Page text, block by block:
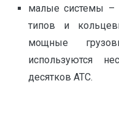
малые системы –
типов и
мощные
используются
десятков АТС.